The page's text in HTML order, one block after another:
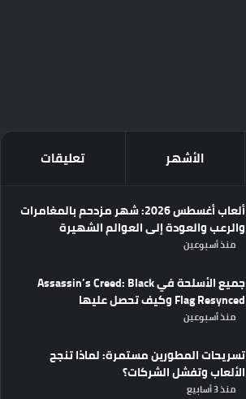
الأشهر تعليقات
ألعاب أغسطس 2026: شهر مزدحم بالمغامرات
والرعب والعودة إلى العوالم الشهيرة
منذ أسبوعين
جميع الأسلحة في Assassin’s Creed: Black
Flag Resynced وكيف تحصل عليها
منذ أسبوعين
تسريحات المطورين مستمرة: لماذا تنجح
الألعاب وتفشل الشركات؟
منذ 3 أسابيع